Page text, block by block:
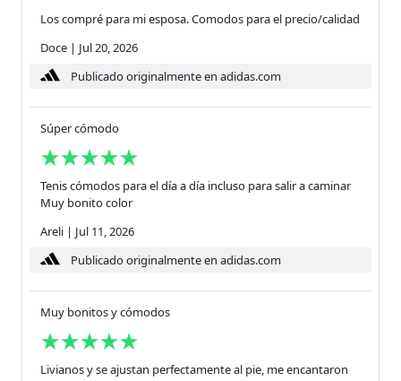
Los compré para mi esposa. Comodos para el precio/calidad
Doce | Jul 20, 2026
Publicado originalmente en adidas.com
Súper cómodo
Tenis cómodos para el día a día incluso para salir a caminar
Muy bonito color
Areli | Jul 11, 2026
Publicado originalmente en adidas.com
Muy bonitos y cómodos
Livianos y se ajustan perfectamente al pie, me encantaron